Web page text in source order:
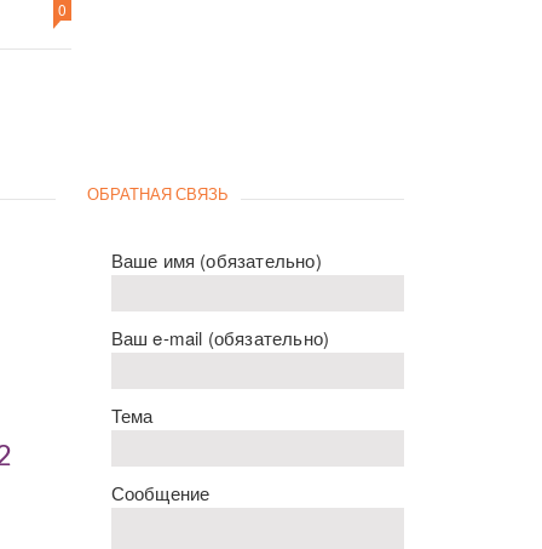
0
ОБРАТНАЯ СВЯЗЬ
Ваше имя (обязательно)
Ваш e-mail (обязательно)
Тема
Сообщение